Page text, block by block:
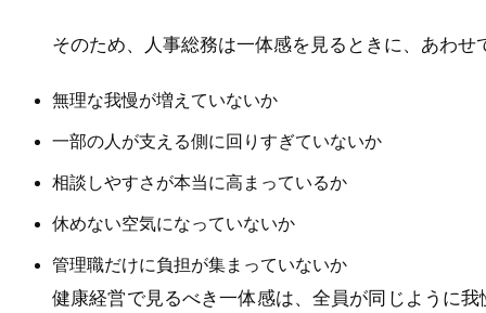
そのため、人事総務は一体感を見るときに、あわ
無理な我慢が増えていないか
一部の人が支える側に回りすぎていないか
相談しやすさが本当に高まっているか
休めない空気になっていないか
管理職だけに負担が集まっていないか
健康経営で見るべき一体感は、全員が同じように